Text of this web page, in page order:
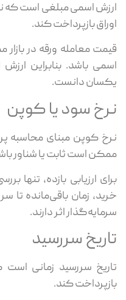
ارزش اسمی مبلغی است که
اوراق بازپرداخت کند.
قیمت معامله ورقه در
اسمی باشد. بنابراین ارزش
یکسان دانست.
نرخ سود یا کوپن
نرخ کوپن مبنای محاسبه
ممکن است ثابت یا شناور
برای ارزیابی بازده،
خرید، زمان باقی‌مانده تا
سرمایه‌گذار اثر دارند.
تاریخ سررسید
تاریخ سررسید زمانی است
بازپرداخت کند.